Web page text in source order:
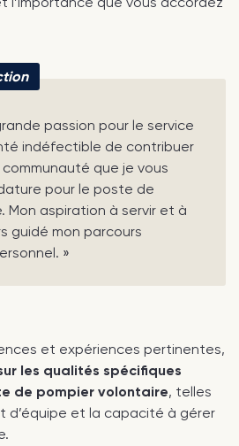
passion pour le service
indéfectible de contribuer
que je vous
pour le poste de
Mon aspiration à servir et à
guidé mon parcours
»
et expériences pertinentes,
les qualités spécifiques
de pompier volontaire, telles
d’équipe et la capacité à gérer